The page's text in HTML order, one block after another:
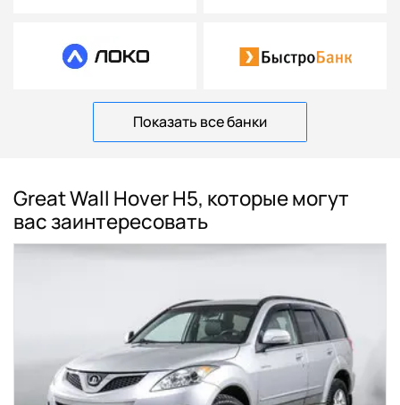
Показать все банки
Great Wall Hover H5, которые могут
вас заинтересовать